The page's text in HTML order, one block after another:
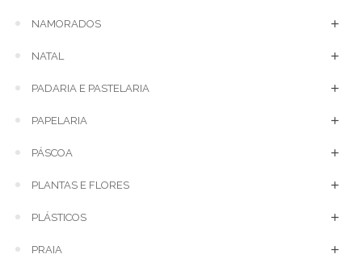
NAMORADOS
NATAL
PADARIA E PASTELARIA
PAPELARIA
PÁSCOA
PLANTAS E FLORES
PLÁSTICOS
PRAIA